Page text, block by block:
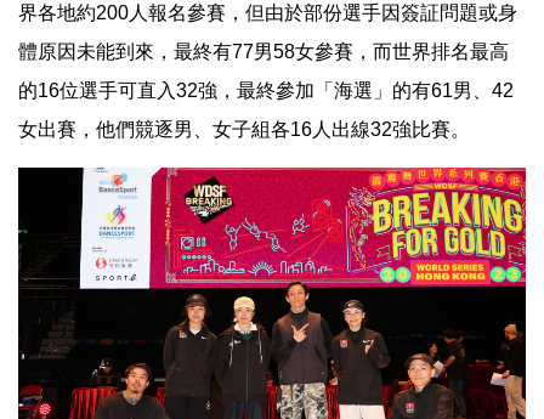
界各地約200人報名參賽，但由於部份選手因簽証問題或身
體原因未能到來，最終有77男58女參賽，而世界排名最高
的16位選手可直入32強，最終參加「海選」的有61男、42
女出賽，他們競逐男、女子組各16人出線32強比賽。